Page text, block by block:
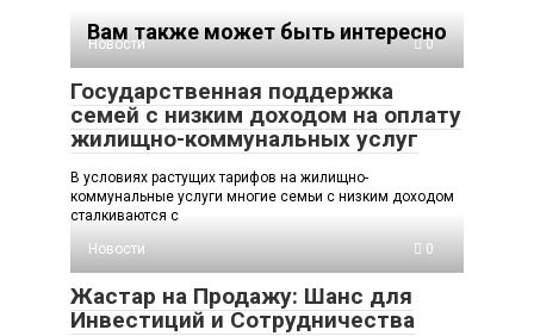
Вам также может быть интересно
Новости 0
Государственная поддержка
семей с низким доходом на оплату
жилищно-коммунальных услуг
В условиях растущих тарифов на жилищно-
коммунальные услуги многие семьи с низким доходом
сталкиваются с
Новости
0
Жастар на Продажу: Шанс для
Инвестиций и Сотрудничества